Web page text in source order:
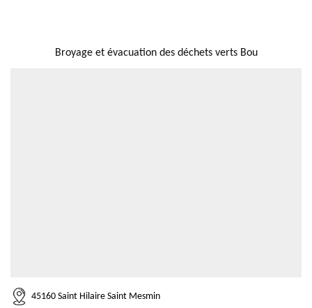
Broyage et évacuation des déchets verts Bou
45160 Saint Hilaire Saint Mesmin